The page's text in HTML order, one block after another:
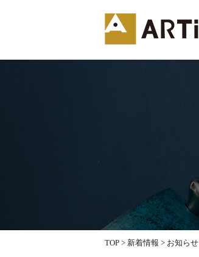
TOP > 新着情報 > お知らせ